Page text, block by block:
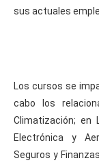
sus actuales
Los cursos se
cabo los
Climatización; en
Electrónica y
Seguros y